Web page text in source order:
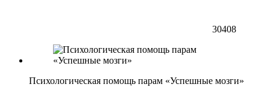
30408
Психологическая помощь парам «Успешные мозги»